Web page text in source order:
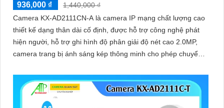
936,000 ₫
1,440,000 ₫
Camera KX-AD2111CN-A là camera IP mạng chất lượng cao
thiết kế dạng thân dài cố định, được hỗ trợ công nghệ phát
hiện người, hỗ trợ ghi hình độ phân giải độ nét cao 2.0MP,
camera trang bị ánh sáng kép thông minh cho phép chuyển
đêm, giúp giám sát bảo vệ an ninh ban đêm một cách linh
hoạt